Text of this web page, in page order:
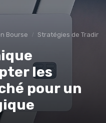
Bourse Stratégies de Trading
les
pour un